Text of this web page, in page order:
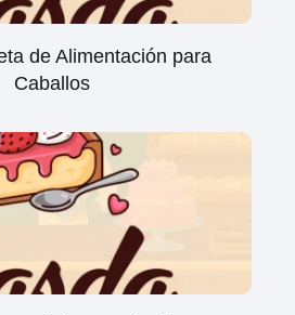
de Alimentación para
Caballos